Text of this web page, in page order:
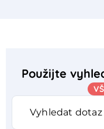
Použijte